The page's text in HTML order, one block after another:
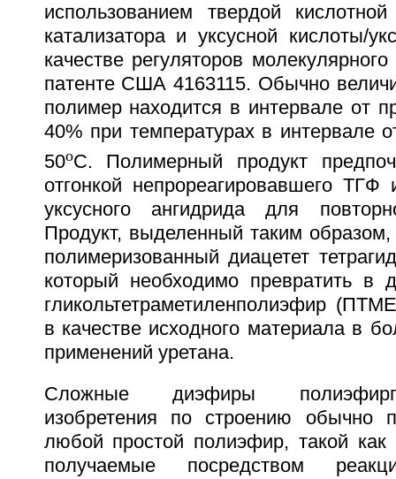
использованием твердой
катализатора и уксусной кислоты/
качестве регуляторов
патенте США 4163115. Обычно
полимер находится в интервале от
40% при температурах в интервале
50oC. Полимерный продукт
отгонкой непрореагировавшего ТГФ
уксусного ангидрида для
Продукт, выделенный таким образом,
полимеризованный диацетет
который необходимо превратить в
гликольтетраметиленполиэфир
в качестве исходного материала в
применений уретана.
Сложные диэфиры
изобретения по строению обычно
любой простой полиэфир, такой
получаемые посредством